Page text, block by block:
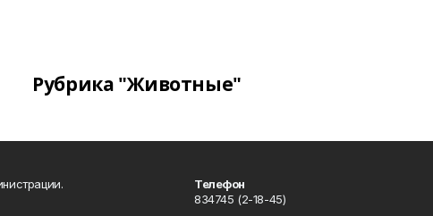
Рубрика "Животные"
Телефон
834745 (2-18-45)